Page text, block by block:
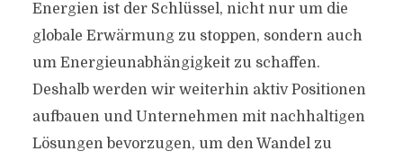
Energien ist der Schlüssel, nicht nur um die
globale Erwärmung zu stoppen, sondern auch
um Energieunabhängigkeit zu schaffen.
Deshalb werden wir weiterhin aktiv Positionen
aufbauen und Unternehmen mit nachhaltigen
Lösungen bevorzugen, um den Wandel zu